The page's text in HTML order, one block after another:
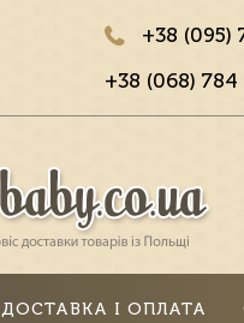
+38 (095)
+38 (068)
ДОСТАВКА І ОПЛАТА